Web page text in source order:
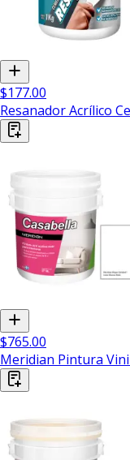
$177.00
Resanador Acrílico
$765.00
Meridian Pintura